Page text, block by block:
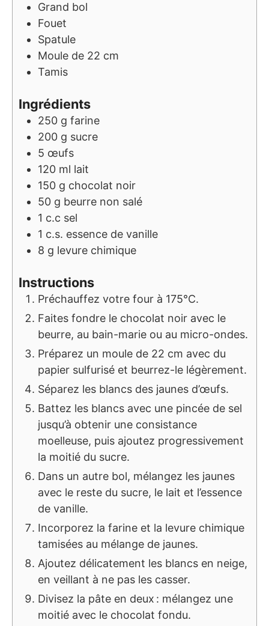
Grand bol
Fouet
Spatule
Moule de 22 cm
Tamis
Ingrédients
250 g farine
200 g sucre
5 œufs
120 ml lait
150 g chocolat noir
50 g beurre non salé
1 c.c sel
1 c.s. essence de vanille
8 g levure chimique
Instructions
Préchauffez votre four à 175°C.
Faites fondre le chocolat noir avec le
beurre, au bain-marie ou au micro-ondes.
Préparez un moule de 22 cm avec du
papier sulfurisé et beurrez-le légèrement.
Séparez les blancs des jaunes d’œufs.
Battez les blancs avec une pincée de sel
jusqu’à obtenir une consistance
moelleuse, puis ajoutez progressivement
la moitié du sucre.
Dans un autre bol, mélangez les jaunes
avec le reste du sucre, le lait et l’essence
de vanille.
Incorporez la farine et la levure chimique
tamisées au mélange de jaunes.
Ajoutez délicatement les blancs en neige,
en veillant à ne pas les casser.
Divisez la pâte en deux : mélangez une
moitié avec le chocolat fondu.